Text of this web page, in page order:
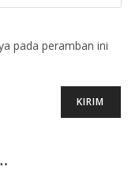
pada peramban ini